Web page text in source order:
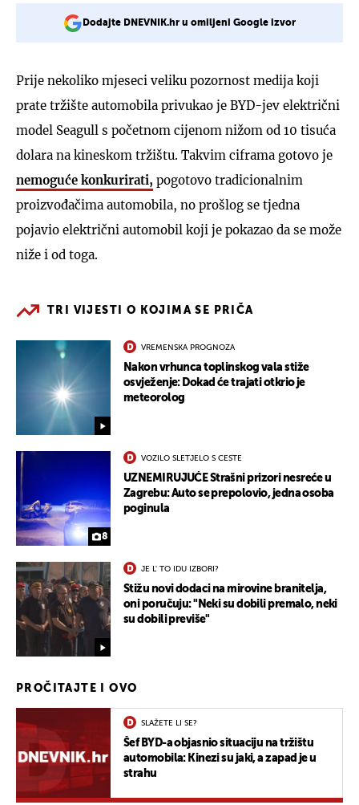
Dodajte DNEVNIK.hr u omiljeni Google izvor
Prije nekoliko mjeseci veliku pozornost medija koji
prate tržište automobila privukao je BYD-jev električni
model Seagull s početnom cijenom nižom od 10 tisuća
dolara na kineskom tržištu. Takvim ciframa gotovo je
nemoguće konkurirati, pogotovo tradicionalnim
proizvođačima automobila, no prošlog se tjedna
pojavio električni automobil koji je pokazao da se može
niže i od toga.
TRI VIJESTI O KOJIMA SE PRIČA
VREMENSKA PROGNOZA
Nakon vrhunca toplinskog vala stiže
osvježenje: Dokad će trajati otkrio je
meteorolog
8
VOZILO SLETJELO S CESTE
UZNEMIRUJUĆE Strašni prizori nesreće u
Zagrebu: Auto se prepolovio, jedna osoba
poginula
JE L' TO IDU IZBORI?
Stižu novi dodaci na mirovine branitelja,
oni poručuju: "Neki su dobili premalo, neki
su dobili previše"
PROČITAJTE I OVO
SLAŽETE LI SE?
Šef BYD-a objasnio situaciju na tržištu
automobila: Kinezi su jaki, a zapad je u
strahu